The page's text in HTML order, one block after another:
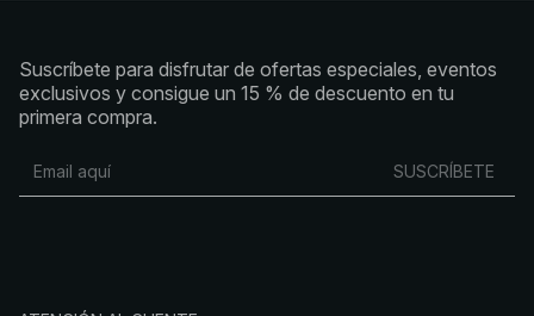
Suscríbete para disfrutar de ofertas especiales, eventos
exclusivos y consigue un 15 % de descuento en tu
primera compra.
SUSCRÍBETE